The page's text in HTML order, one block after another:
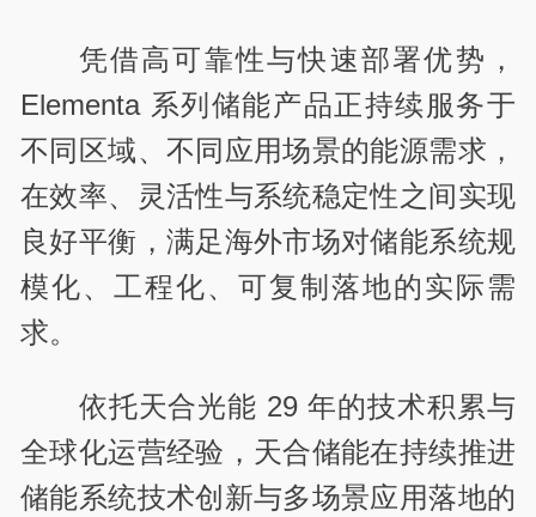
凭借高可靠性与快速部署优势，
Elementa 系列储能产品正持续服务于
不同区域、不同应用场景的能源需求，
在效率、灵活性与系统稳定性之间实现
良好平衡，满足海外市场对储能系统规
模化、工程化、可复制落地的实际需
求。
依托天合光能 29 年的技术积累与
全球化运营经验，天合储能在持续推进
储能系统技术创新与多场景应用落地的